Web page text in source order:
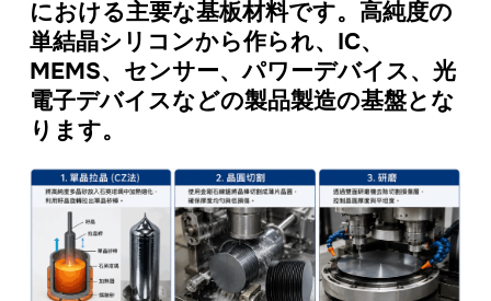
における主要な基板材料です。高純度の
単結晶シリコンから作られ、IC、
MEMS、センサー、パワーデバイス、光
電子デバイスなどの製品製造の基盤とな
ります。